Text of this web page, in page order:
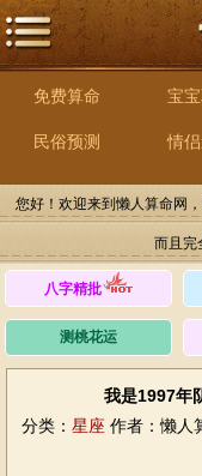
免费算命 宝
民俗预测 情
您好！欢迎来到懒人算命网
而且完
八字精批
测桃花运
我是1997年
分类： 星座 作者：懒人